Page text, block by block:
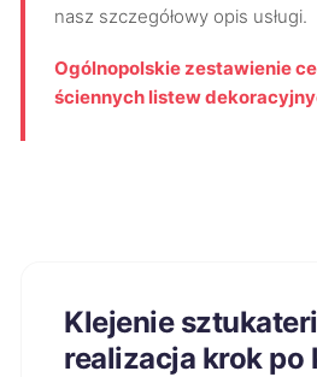
nasz szczegółowy opis usługi.
Ogólnopolskie zestawienie
ściennych listew
Klejenie
realizacja krok po